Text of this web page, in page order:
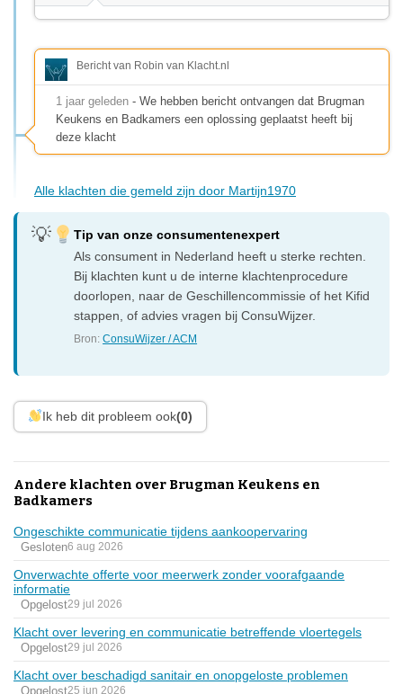
Bericht van Robin van Klacht.nl
1 jaar geleden - We hebben bericht ontvangen dat Brugman
Keukens en Badkamers een oplossing geplaatst heeft bij
deze klacht
Alle klachten die gemeld zijn door Martijn1970
Tip van onze consumentenexpert
Als consument in Nederland heeft u sterke rechten.
Bij klachten kunt u de interne klachtenprocedure
doorlopen, naar de Geschillencommissie of het Kifid
stappen, of advies vragen bij ConsuWijzer.
Bron:ConsuWijzer / ACM
Ik heb dit probleem ook(0)
Andere klachten over Brugman Keukens en
Badkamers
Ongeschikte communicatie tijdens aankoopervaring
Gesloten6 aug 2026
Onverwachte offerte voor meerwerk zonder voorafgaande
informatie
Opgelost29 jul 2026
Klacht over levering en communicatie betreffende vloertegels
Opgelost29 jul 2026
Klacht over beschadigd sanitair en onopgeloste problemen
Opgelost25 jun 2026